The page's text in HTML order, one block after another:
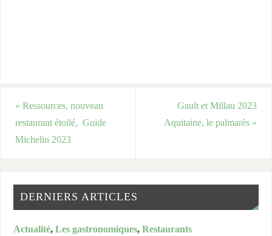
« Ressources, nouveau
restaurant étoilé, Guide
Michelin 2023
Gault et Millau 2023
Aquitaine, le palmarès »
DERNIERS ARTICLES
Actualité,Les gastronomiques,Restaurants